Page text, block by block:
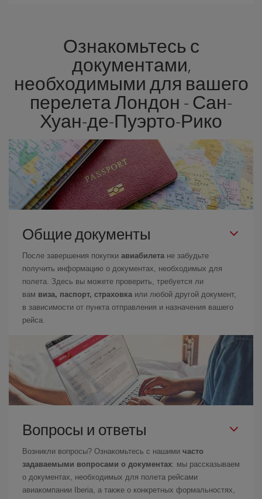
Ознакомьтесь с
документами,
необходимыми для вашего
перелета Лондон - Сан-
Хуан-де-Пуэрто-Рико
Общие документы
После завершения покупки авиабилета не забудьте
получить информацию о документах, необходимых для
полета. Здесь вы можете проверить, требуется ли
вам виза, паспорт, страховка или любой другой документ,
в зависимости от пункта отправления и назначения вашего
рейса.
Вопросы и ответы
Возникли вопросы? Ознакомьтесь с нашими часто
задаваемыми вопросами о документах: мы рассказываем
о документах, необходимых для полета рейсами
авиакомпании Iberia, а также о конкретных формальностях,